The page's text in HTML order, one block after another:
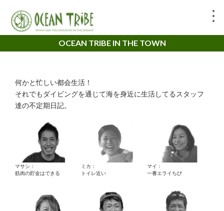
OCEAN TRIBE IN THE TOWN
何かと忙しい都会生活！
それでもダイビングを通じて海を身近に生活してるスタッフ
達の不定期日記。
マサシ：
筋肉の貯金はできる
ミカ：
トイレ近い
マイ：
一番エライちび